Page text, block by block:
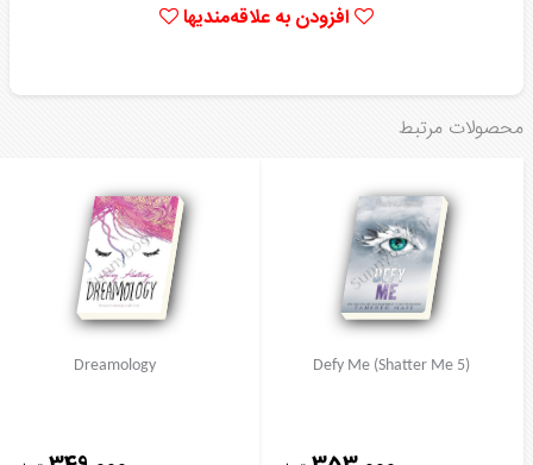
افزودن به علاقه‌مندیها
محصولات مرتبط
Defy Me (Shatter Me 5)
Dreamology